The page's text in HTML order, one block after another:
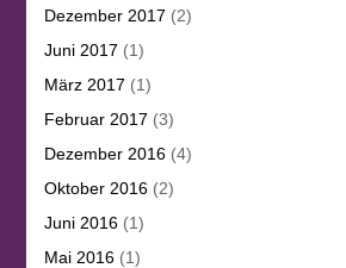
Dezember 2017 (2)
Juni 2017 (1)
März 2017 (1)
Februar 2017 (3)
Dezember 2016 (4)
Oktober 2016 (2)
Juni 2016 (1)
Mai 2016 (1)